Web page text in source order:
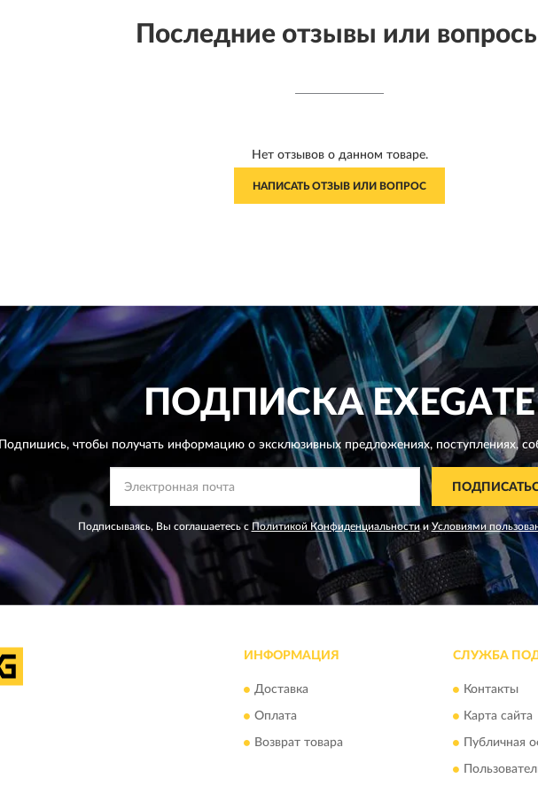
Последние отзывы или
Нет отзывов о данном товаре.
НАПИСАТЬ ОТЗЫВ ИЛИ ВОПРОС
ПОДПИСКАEXEGATE
Подпишись, чтобы получать информацию о эксклюзивных предложениях,поступлениях,
Подписываясь, Вы соглашаетесь с Политикой Конфиденциальности иУсловиями
ИНФОРМАЦИЯ
Доставка
Оплата
Возврат товара
СЛУЖБА
Контакты
Карта сайта
Публичная